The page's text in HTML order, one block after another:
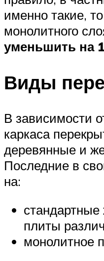
именно такие,
монолитного
уменьшить на
Виды
В зависимости
каркаса
деревянные и
Последние в
на:
плиты
монолитное